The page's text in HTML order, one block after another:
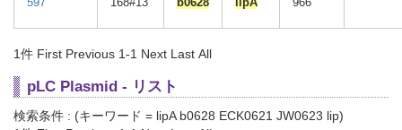
597 168#13 b0628 lipA 966
1件 First Previous 1-1 Next Last All
pLC Plasmid - リスト
検索条件 : (キーワード = lipA b0628 ECK0621 JW0623 lip)